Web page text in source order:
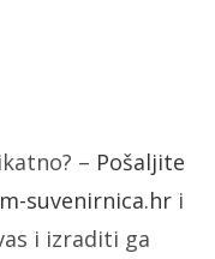
– Pošaljite
suvenirnica.hr i
i izraditi ga